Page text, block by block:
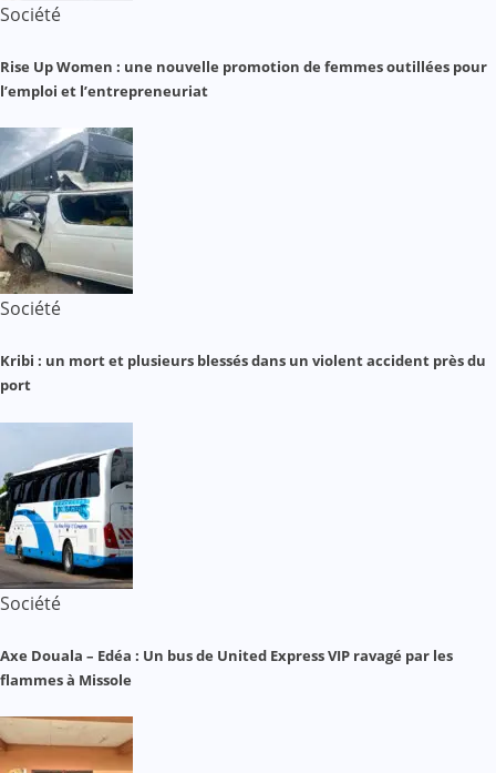
Société
Rise Up Women : une nouvelle promotion de femmes outillées pour
l’emploi et l’entrepreneuriat
Société
Kribi : un mort et plusieurs blessés dans un violent accident près du
port
Société
Axe Douala – Edéa : Un bus de United Express VIP ravagé par les
flammes à Missole